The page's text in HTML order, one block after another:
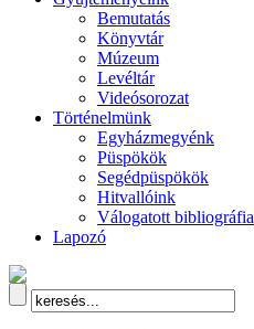
Bemutatás
Könyvtár
Múzeum
Levéltár
Videósorozat
Történelmünk
Egyházmegyénk
Püspökök
Segédpüspökök
Hitvallóink
Válogatott bibliográfia
Lapozó